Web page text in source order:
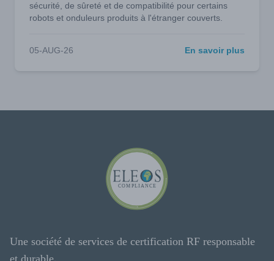
sécurité, de sûreté et de compatibilité pour certains
robots et onduleurs produits à l'étranger couverts.
05-AUG-26 En savoir plus
Une société de services de certification RF responsable
et durable.